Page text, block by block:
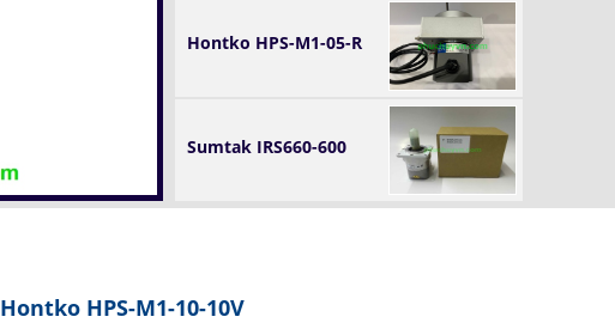
Hontko HPS-M1-05-R
Sumtak IRS660-600
Hontko HPS-M1-10-10V